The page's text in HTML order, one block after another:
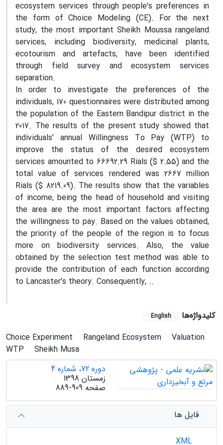
ecosystem services through people's preferences in
the form of Choice Modeling (CE). For the next
study, the most important Sheikh Moussa rangeland
services, including biodiversity, medicinal plants,
ecotourism and artefacts, have been identified
through field survey and ecosystem services
separation.
In order to investigate the preferences of the
individuals, 170 questionnaires were distributed among
the population of the Eastern Bandipur district in the
2017. The results of the present study showed that
individuals' annual Willingness To Pay (WTP) to
improve the status of the desired ecosystem
services amounted to 66692.29 Rials ($ 2.55) and the
total value of services rendered was 2667 million
Rials ($ 8219.09). The results show that the variables
of income, being the head of household and visiting
the area are the most important factors affecting
the willingness to pay. Based on the values obtained,
the priority of the people of the region is to focus
more on biodiversity services. Also, the value
obtained by the selection test method was able to
provide the contribution of each function according
to Lancaster's theory. Consequently, ..
کلیدواژه‌ها English
Choice Experiment Rangeland Ecosystem
Valuation
WTP
Sheikh Musa
دوره 72، شماره 4
زمستان 1398
صفحه 889-909
فایل ها